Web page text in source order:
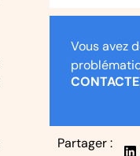
Vous avez
Partager :